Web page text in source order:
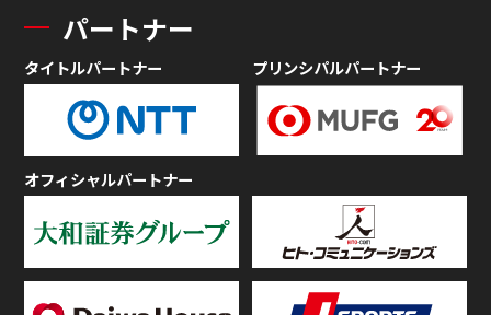
パートナー
タイトルパートナー プリンシパルパートナー
オフィシャルパートナー